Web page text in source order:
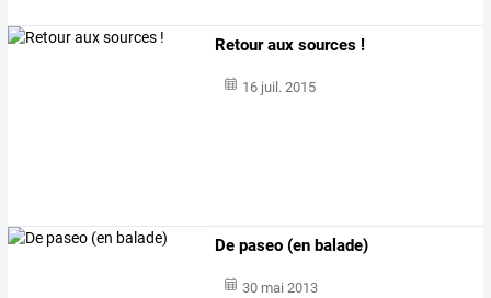
Retour aux sources !
16 juil. 2015
De paseo (en balade)
30 mai 2013